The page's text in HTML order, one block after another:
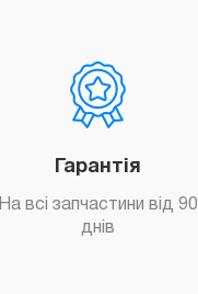
Гарантія
На всі запчастини від 90
днів